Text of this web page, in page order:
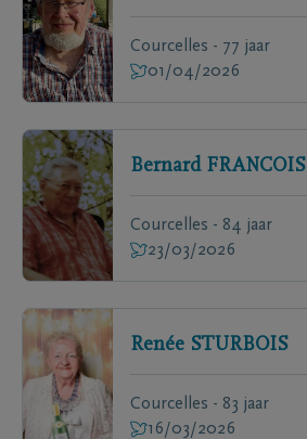
Courcelles - 77 jaar
01/04/2026
Bernard FRANCOIS
Courcelles - 84 jaar
23/03/2026
Renée STURBOIS
Courcelles - 83 jaar
16/03/2026